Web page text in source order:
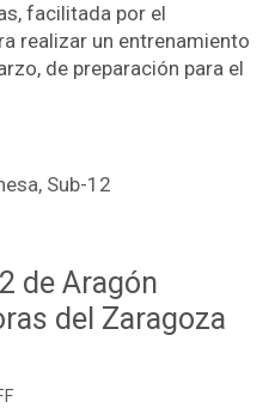
facilitada por el
realizar un entrenamiento
de preparación para el
, Sub-12
de Aragón
del Zaragoza